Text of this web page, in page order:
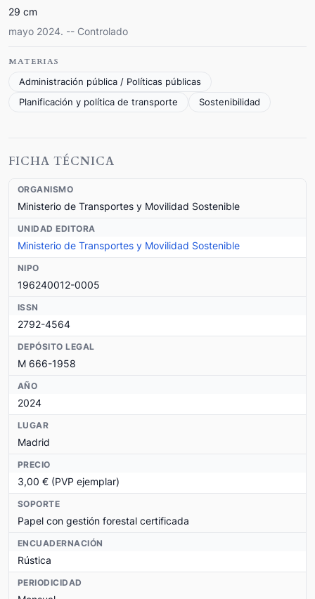
29 cm
mayo 2024. -- Controlado
MATERIAS
Administración pública / Políticas públicas
Planificación y política de transporte
Sostenibilidad
FICHA TÉCNICA
ORGANISMO
Ministerio de Transportes y Movilidad Sostenible
UNIDAD EDITORA
Ministerio de Transportes y Movilidad Sostenible
NIPO
196240012-0005
ISSN
2792-4564
DEPÓSITO LEGAL
M 666-1958
AÑO
2024
LUGAR
Madrid
PRECIO
3,00 € (PVP ejemplar)
SOPORTE
Papel con gestión forestal certificada
ENCUADERNACIÓN
Rústica
PERIODICIDAD